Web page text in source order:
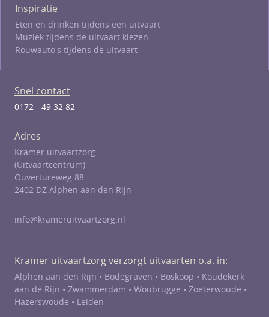
Inspiratie
Eten en drinken tijdens een uitvaart
Muziek tijdens de uitvaart kiezen
Rouwauto's tijdens de uitvaart
Snel contact
0172 - 49 32 82
Adres
Kramer uitvaartzorg
(Uitvaartcentrum)
Ouvertureweg 88
2402 DZ Alphen aan den Rijn
info@krameruitvaartzorg.nl
Kramer uitvaartzorg verzorgt uitvaarten o.a. in:
Alphen aan den Rijn • Bodegraven • Boskoop • Koudekerk
aan de Rijn • Zwammerdam • Woubrugge • Zoeterwoude •
Hazerswoude • Leiden